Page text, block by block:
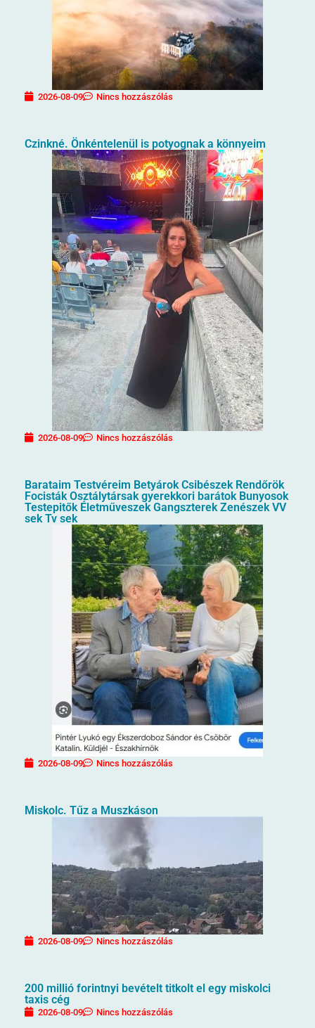
2026-08-09 Nincs hozzászólás
Czinkné. Önkéntelenül is potyognak a könnyeim
2026-08-09 Nincs hozzászólás
Barataim Testvéreim Betyárok Csibészek Rendőrök
Focisták Osztálytársak gyerekkori barátok Bunyosok
Testepitők Életműveszek Gangszterek Zenészek VV
sek Tv sek
2026-08-09 Nincs hozzászólás
Miskolc. Tűz a Muszkáson
2026-08-09 Nincs hozzászólás
200 millió forintnyi bevételt titkolt el egy miskolci
taxis cég
2026-08-09 Nincs hozzászólás